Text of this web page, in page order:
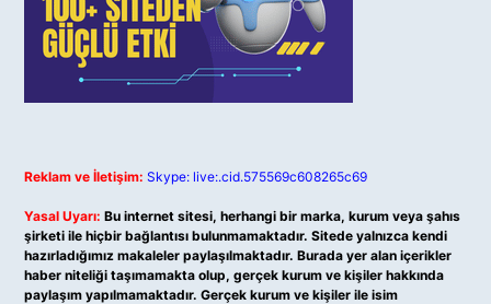
Reklam ve İletişim: Skype: live:.cid.575569c608265c69
Yasal Uyarı: Bu internet sitesi, herhangi bir marka, kurum veya şahıs
şirketi ile hiçbir bağlantısı bulunmamaktadır. Sitede yalnızca kendi
hazırladığımız makaleler paylaşılmaktadır. Burada yer alan içerikler
haber niteliği taşımamakta olup, gerçek kurum ve kişiler hakkında
paylaşım yapılmamaktadır. Gerçek kurum ve kişiler ile isim